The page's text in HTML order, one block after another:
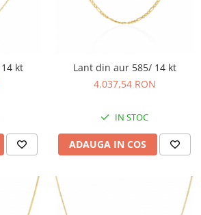
kt
Lant din aur 585/ 14 kt
4.037,54 RON
IN STOC
ADAUGA IN COS